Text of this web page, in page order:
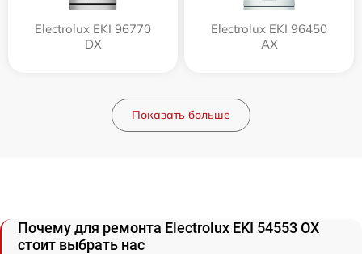
Electrolux EKI 96770
DX
Electrolux EKI 96450
AX
Показать больше
Почему для ремонта Electrolux EKI 54553 OX
стоит выбрать нас